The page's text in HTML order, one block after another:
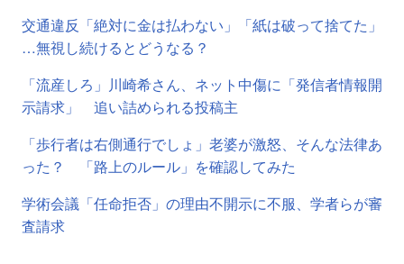
交通違反「絶対に金は払わない」「紙は破って捨てた」
…無視し続けるとどうなる？
「流産しろ」川崎希さん、ネット中傷に「発信者情報開
示請求」 追い詰められる投稿主
「歩行者は右側通行でしょ」老婆が激怒、そんな法律あ
った？ 「路上のルール」を確認してみた
学術会議「任命拒否」の理由不開示に不服、学者らが審
査請求